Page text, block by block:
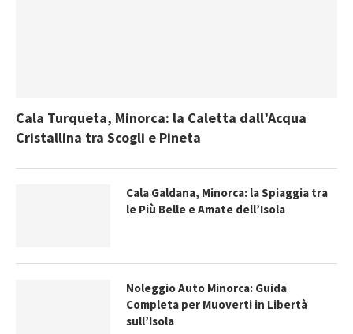
Cala Turqueta, Minorca: la Caletta dall’Acqua
Cristallina tra Scogli e Pineta
Cala Galdana, Minorca: la Spiaggia tra
le Più Belle e Amate dell’Isola
Noleggio Auto Minorca: Guida
Completa per Muoverti in Libertà
sull’Isola